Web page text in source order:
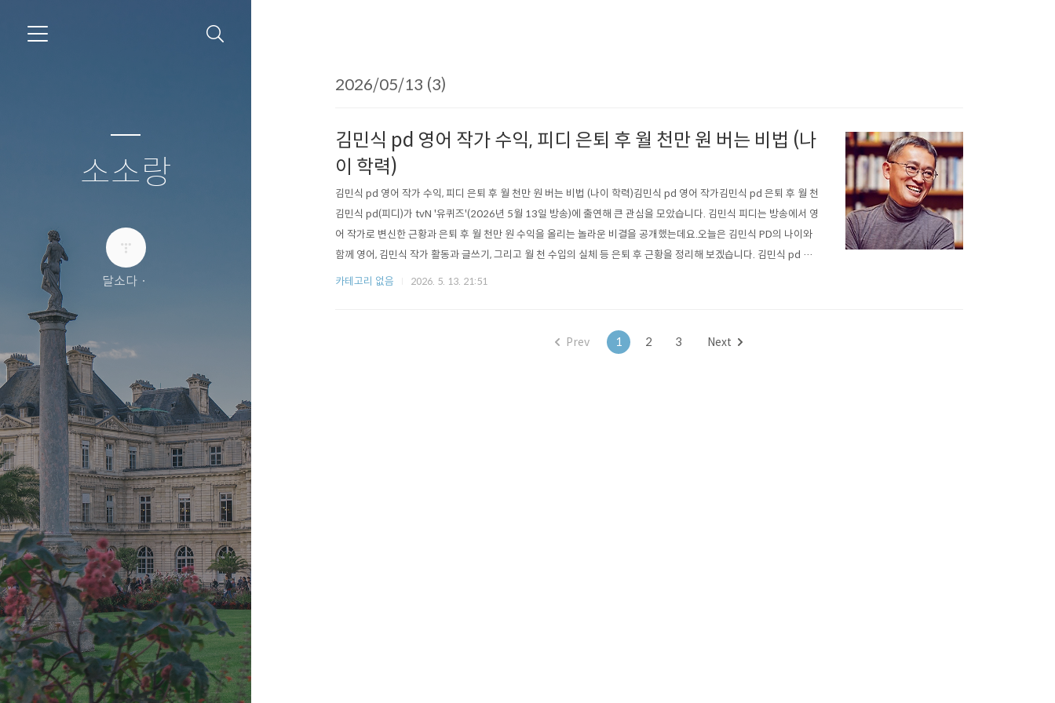
소소랑
달소다ㆍ
2026/05/13 (3)
김민식 pd 영어 작가 수익, 피디 은퇴 후 월 천만 원 버는 비법 (나
이 학력)
김민식 pd 영어 작가 수익, 피디 은퇴 후 월 천만 원 버는 비법 (나이 학력)김민식 pd 영어 작가김민식 pd 은퇴 후 월 천
김민식 pd(피디)가 tvN '유퀴즈'(2026년 5월 13일 방송)에 출연해 큰 관심을 모았습니다. 김민식 피디는 방송에서 영
어 작가로 변신한 근황과 은퇴 후 월 천만 원 수익을 올리는 놀라운 비결을 공개했는데요.오늘은 김민식 PD의 나이와
함께 영어, 김민식 작가 활동과 글쓰기, 그리고 월 천 수입의 실체 등 은퇴 후 근황을 정리해 보겠습니다. 김민식 pd 은퇴
후 월 천 수입 화제많은 직장인이 은퇴 후 소득 절벽을 두려워할 때, 김민식 pd(피디)는 오히려 현직 때보다 더 자유롭고
카테고리 없음 2026. 5. 13. 21:51
Prev 1 2 3 Next